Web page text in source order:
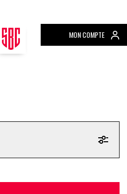
MON COMPTE